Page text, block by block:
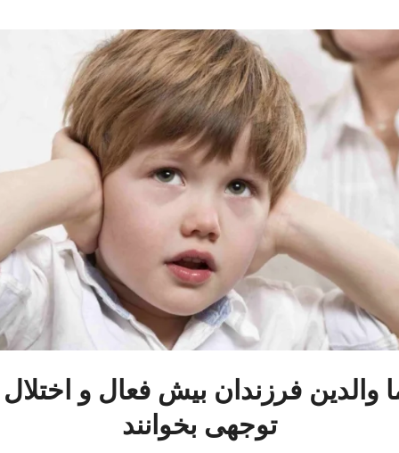
والدین فرزندان بیش فعال و
توجهی بخوانند